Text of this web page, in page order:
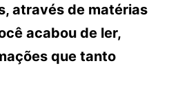
através de matérias
acabou de ler,
que tanto